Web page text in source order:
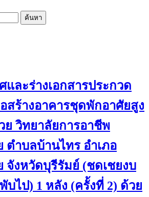
และร่างเอกสารประกวด
สร้างอาคารชุดพักอาศัยสูง
ย วิทยาลัยการอาชีพ
ตำบลบ้านไทร อำเภอ
จังหวัดบุรีรัมย์ (ชดเชยงบ
ไป) 1 หลัง (ครั้งที่ 2) ด้วย